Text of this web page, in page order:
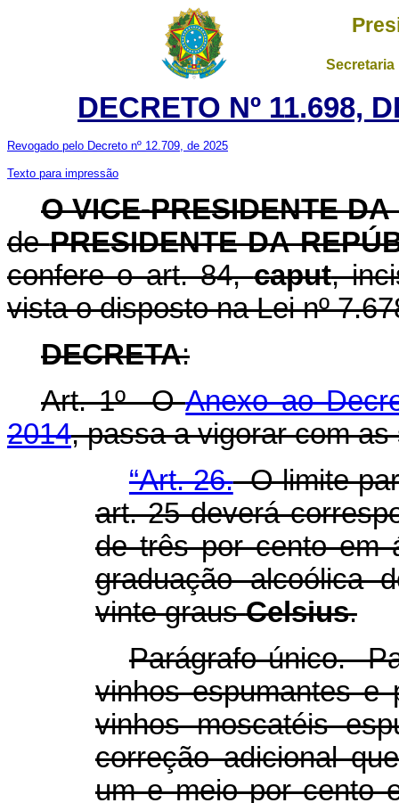
DECRETO Nº 11.698,
Revogado pelo Decreto nº 12.709, de 2025
Texto para impressão
O VICE-PRESIDENTE
dePRESIDENTE DA
confere o art. 84,caput,
vista o disposto na Lei nº
DECRETA:
Art. 1º OAnexo ao
2014, passa a vigorar com
“Art. 26.O limite
art. 25 deverá
de três por cento em
graduação alcoólica
vinte grausCelsius.
Parágrafo único.
vinhos espumantes e
vinhos moscatéis
correção adicional
um e meio por cento